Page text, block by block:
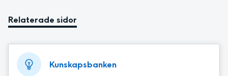
Relaterade sidor
Kunskapsbanken